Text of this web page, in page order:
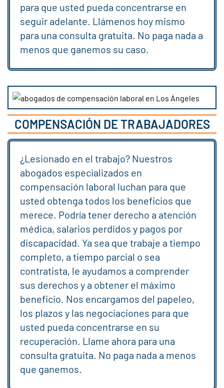
para que usted pueda concentrarse en
seguir adelante. Llámenos hoy mismo
para una consulta gratuita. No paga nada a
menos que ganemos su caso.
COMPENSACIÓN DE TRABAJADORES
¿Lesionado en el trabajo? Nuestros
abogados especializados en
compensación laboral luchan para que
usted obtenga todos los beneficios que
merece. Podría tener derecho a atención
médica, salarios perdidos y pagos por
discapacidad. Ya sea que trabaje a tiempo
completo, a tiempo parcial o sea
contratista, le ayudamos a comprender
sus derechos y a obtener el máximo
beneficio. Nos encargamos del papeleo,
los plazos y las negociaciones para que
usted pueda concentrarse en su
recuperación. Llame ahora para una
consulta gratuita. No paga nada a menos
que ganemos.